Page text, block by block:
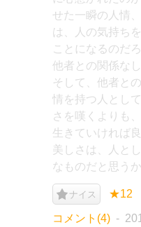
せた一瞬の人情
は、人の気持ち
ことになるのだ
他者との関係な
そして、他者と
情を持つ人とし
さを嘆くよりも
生きていければ
美しさは、人と
なものだと思うか
ナイス ★12
コメント(4)